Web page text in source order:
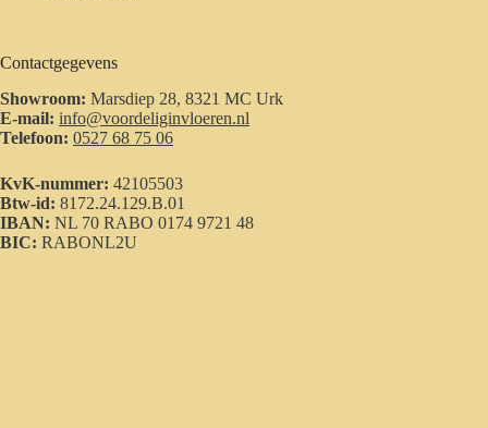
Contactgegevens
Showroom: Marsdiep 28, 8321 MC Urk
E-mail: info@voordeliginvloeren.nl
Telefoon: 0527 68 75 06
KvK-nummer: 42105503
Btw-id: 8172.24.129.B.01
IBAN: NL 70 RABO 0174 9721 48
BIC: RABONL2U